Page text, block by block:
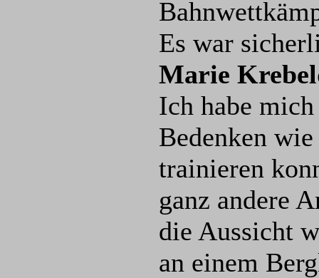
Es war
Marie
Ich habe
Bedenken
trainieren
ganz andere
die Aussicht
an einem